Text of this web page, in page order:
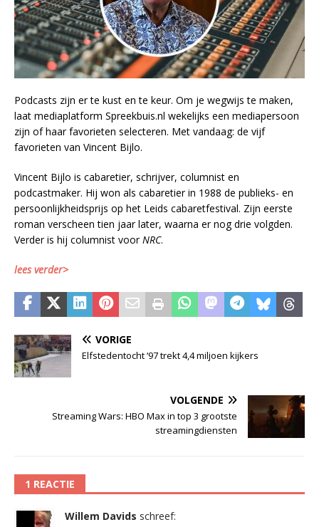
Podcasts zijn er te kust en te keur. Om je wegwijs te maken,
laat mediaplatform Spreekbuis.nl wekelijks een mediapersoon
zijn of haar favorieten selecteren. Met vandaag: de vijf
favorieten van Vincent Bijlo.
Vincent Bijlo is cabaretier, schrijver, columnist en
podcastmaker. Hij won als cabaretier in 1988 de publieks- en
persoonlijkheidsprijs op het Leids cabaretfestival. Zijn eerste
roman verscheen tien jaar later, waarna er nog drie volgden.
Verder is hij columnist voorNRC.
lees verder>
VORIGE
Elfstedentocht ‘97 trekt 4,4 miljoen kijkers
VOLGENDE
Streaming Wars: HBO Max in top 3 grootste
streamingdiensten
1 REACTIE
Willem Davids schreef: